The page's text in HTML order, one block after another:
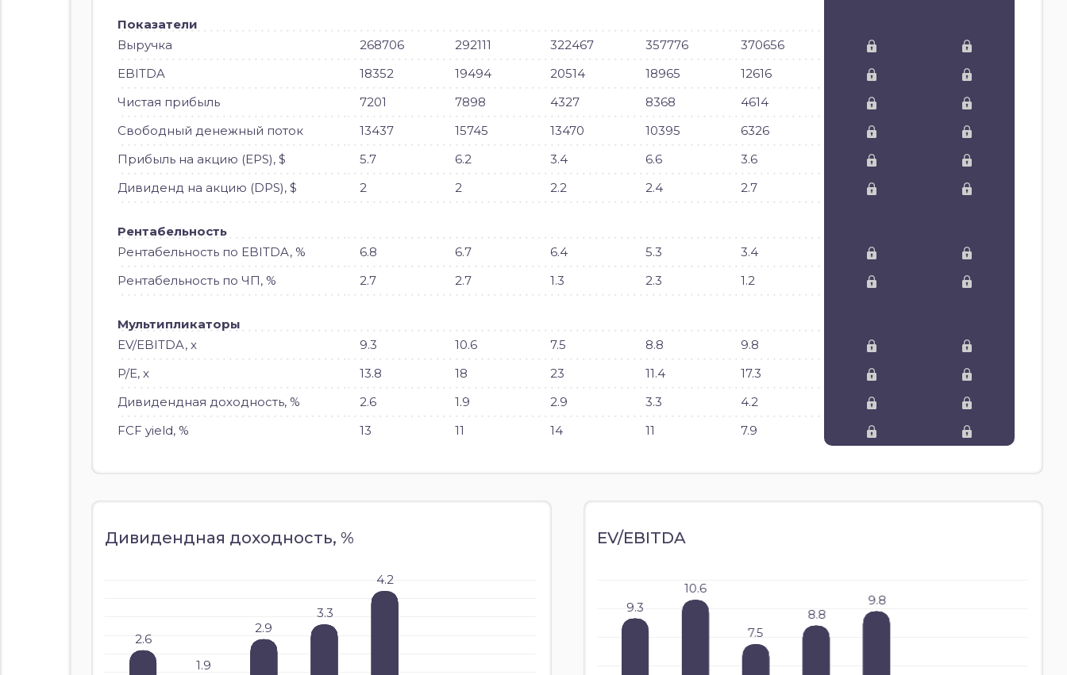
Показатели
Выручка
268706 292111 322467 357776
370656
EBITDA
18352 19494 20514 18965
12616
Чистая прибыль
7201 7898 4327 8368
4614
Свободный денежный поток
13437 15745 13470 10395
6326
Прибыль на акцию (EPS), $
5.7 6.2 3.4 6.6
3.6
Дивиденд на акцию (DPS), $
2 2 2.2 2.4 2.7
Рентабельность
Рентабельность по EBITDA, %
6.8 6.7 6.4 5.3
3.4
Рентабельность по ЧП, %
2.7 2.7 1.3 2.3 1.2
Мультипликаторы
EV/EBITDA, x
9.3 10.6 7.5 8.8
9.8
P/E, x
13.8 18 23 11.4
17.3
Дивидендная доходность, %
2.6 1.9 2.9 3.3
4.2
FCF yield, %
13 11 14 11 7.9
Дивидендная доходность, % EV/EBITDA